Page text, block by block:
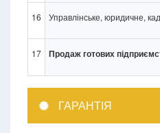
16 Управлінське, юридичне,
17 Продаж готових
ГАРАНТІЯ